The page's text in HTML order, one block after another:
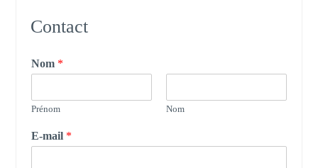
Contact
Nom *
Prénom Nom
E-mail *